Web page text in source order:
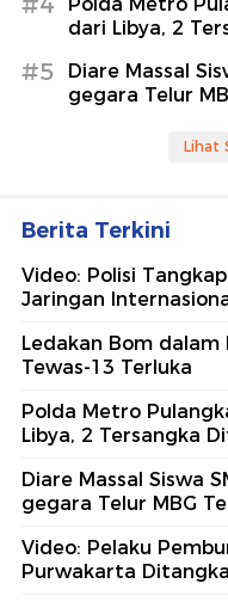
dari Libya, 2
#5
Diare Massal
gegara Telur
Lihat
Berita Terkini
Video: Polisi
Jaringan
Ledakan Bom dalam
Tewas-13 Terluka
Polda Metro
Libya, 2 Tersangka
Diare Massal Siswa
gegara Telur MBG
Video: Pelaku
Purwakarta